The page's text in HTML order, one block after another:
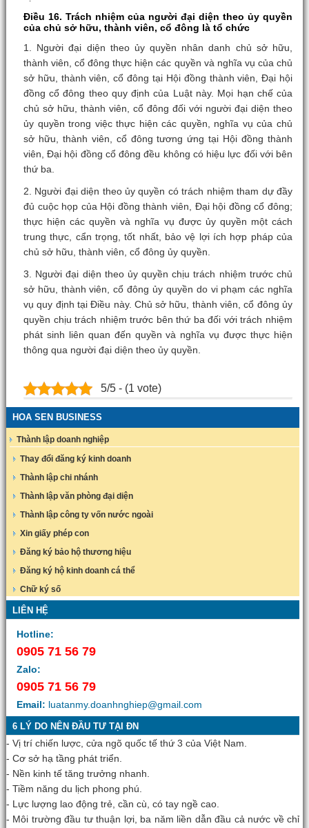
Điều 16. Trách nhiệm của người đại diện theo ủy quyền
của chủ sở hữu, thành viên, cổ đông là tổ chức
1. Người đại diện theo ủy quyền nhân danh chủ sở hữu,
thành viên, cổ đông thực hiện các quyền và nghĩa vụ của chủ
sở hữu, thành viên, cổ đông tại Hội đồng thành viên, Đại hội
đồng cổ đông theo quy định của Luật này. Mọi hạn chế của
chủ sở hữu, thành viên, cổ đông đối với người đại diện theo
ủy quyền trong việc thực hiện các quyền, nghĩa vụ của chủ
sở hữu, thành viên, cổ đông tương ứng tại Hội đồng thành
viên, Đại hội đồng cổ đông đều không có hiệu lực đối với bên
thứ ba.
2. Người đại diện theo ủy quyền có trách nhiệm tham dự đầy
đủ cuộc họp của Hội đồng thành viên, Đại hội đồng cổ đông;
thực hiện các quyền và nghĩa vụ được ủy quyền một cách
trung thực, cẩn trọng, tốt nhất, bảo vệ lợi ích hợp pháp của
chủ sở hữu, thành viên, cổ đông ủy quyền.
3. Người đại diện theo ủy quyền chịu trách nhiệm trước chủ
sở hữu, thành viên, cổ đông ủy quyền do vi phạm các nghĩa
vụ quy định tại Điều này. Chủ sở hữu, thành viên, cổ đông ủy
quyền chịu trách nhiệm trước bên thứ ba đối với trách nhiệm
phát sinh liên quan đến quyền và nghĩa vụ được thực hiện
thông qua người đại diện theo ủy quyền.
5/5 - (1 vote)
HOA SEN BUSINESS
Thành lập doanh nghiệp
Thay đổi đăng ký kinh doanh
Thành lập chi nhánh
Thành lập văn phòng đại diện
Thành lập công ty vốn nước ngoài
Xin giấy phép con
Đăng ký bảo hộ thương hiệu
Đăng ký hộ kinh doanh cá thể
Chữ ký số
LIÊN HỆ
Hotline:
0905 71 56 79
Zalo:
0905 71 56 79
Email: luatanmy.doanhnghiep@gmail.com
6 LÝ DO NÊN ĐẦU TƯ TẠI ĐN
- Vị trí chiến lược, cửa ngõ quốc tế thứ 3 của Việt Nam.
- Cơ sở hạ tầng phát triển.
- Nền kinh tế tăng trưởng nhanh.
- Tiềm năng du lịch phong phú.
- Lực lượng lao động trẻ, cần cù, có tay ngề cao.
- Môi trường đầu tư thuận lợi, ba năm liền dẫn đầu cả nước về chỉ